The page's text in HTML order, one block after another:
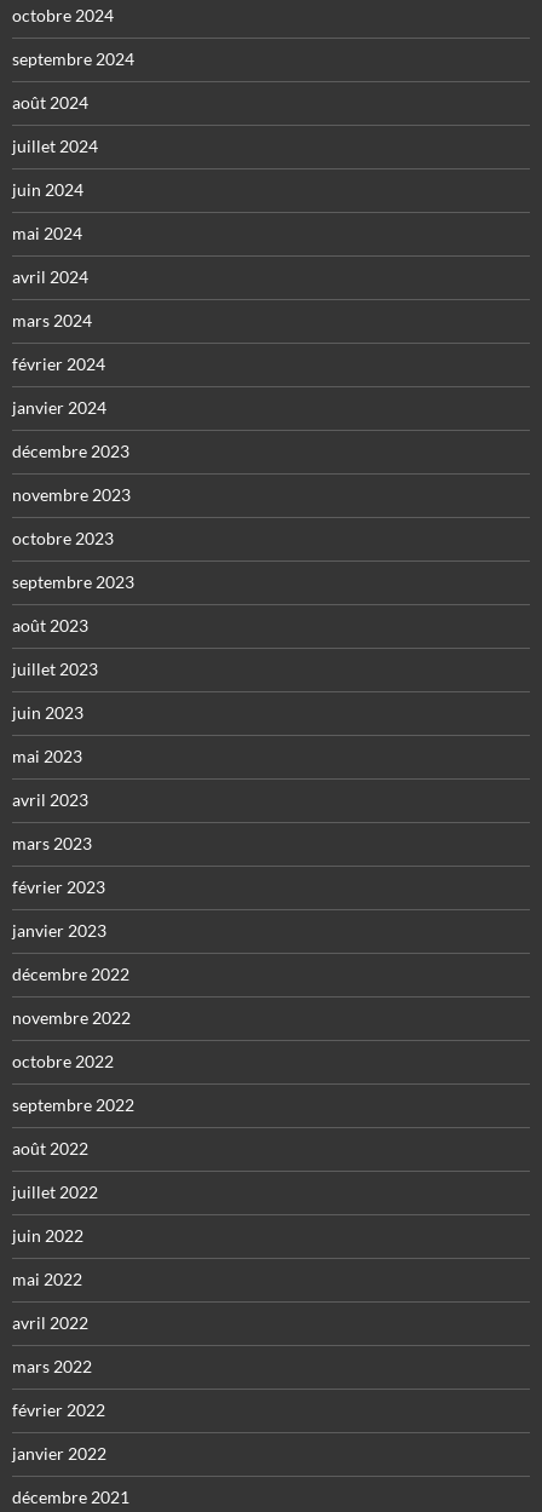
octobre 2024
septembre 2024
août 2024
juillet 2024
juin 2024
mai 2024
avril 2024
mars 2024
février 2024
janvier 2024
décembre 2023
novembre 2023
octobre 2023
septembre 2023
août 2023
juillet 2023
juin 2023
mai 2023
avril 2023
mars 2023
février 2023
janvier 2023
décembre 2022
novembre 2022
octobre 2022
septembre 2022
août 2022
juillet 2022
juin 2022
mai 2022
avril 2022
mars 2022
février 2022
janvier 2022
décembre 2021